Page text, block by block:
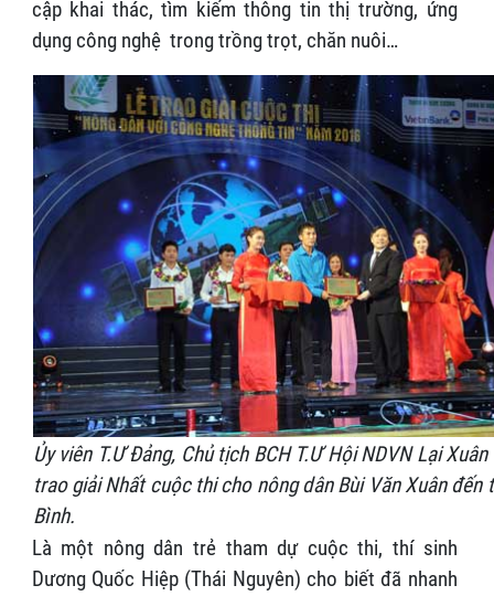
cập khai thác, tìm kiếm thông tin thị trường, ứng
dụng công nghệ trong trồng trọt, chăn nuôi…
Ủy viên T.Ư Đảng, Chủ tịch BCH T.Ư Hội NDVN Lại
trao giải Nhất cuộc thi cho nông dân Bùi Văn Xuân đến
Bình.
Là một nông dân trẻ tham dự cuộc thi, thí sinh
Dương Quốc Hiệp (Thái Nguyên) cho biết đã nhanh